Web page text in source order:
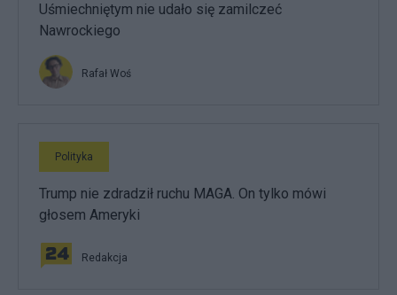
Uśmiechniętym nie udało się zamilczeć
Nawrockiego
Rafał Woś
Polityka
Trump nie zdradził ruchu MAGA. On tylko mówi
głosem Ameryki
Redakcja